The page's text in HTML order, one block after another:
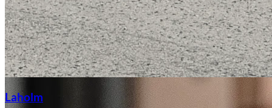
Laholm